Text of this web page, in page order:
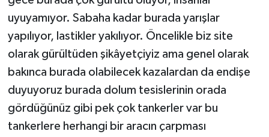
uyuyamıyor. Sabaha kadar burada yarışlar
yapılıyor, lastikler yakılıyor. Öncelikle biz site
olarak gürültüden şikâyetçiyiz ama genel olarak
bakınca burada olabilecek kazalardan da endişe
duyuyoruz burada dolum tesislerinin orada
gördüğünüz gibi pek çok tankerler var bu
tankerlere herhangi bir aracın çarpması